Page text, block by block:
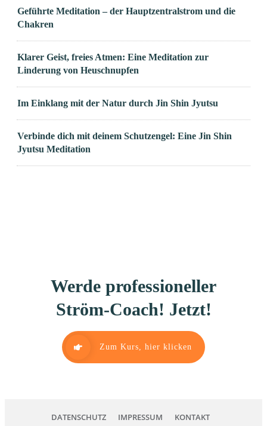
Geführte Meditation – der Hauptzentralstrom und die
Chakren
Klarer Geist, freies Atmen: Eine Meditation zur
Linderung von Heuschnupfen
Im Einklang mit der Natur durch Jin Shin Jyutsu
Verbinde dich mit deinem Schutzengel: Eine Jin Shin
Jyutsu Meditation
Werde professioneller
Ström-Coach! Jetzt!
Zum Kurs, hier klicken
DATENSCHUTZ IMPRESSUM KONTAKT